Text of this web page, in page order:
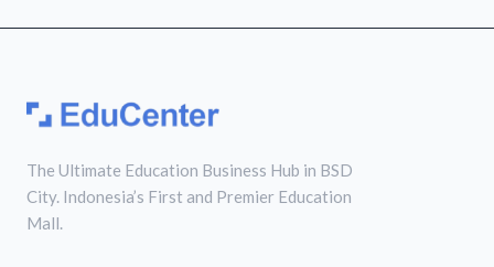
The Ultimate Education Business Hub in BSD
City. Indonesia’s First and Premier Education
Mall.